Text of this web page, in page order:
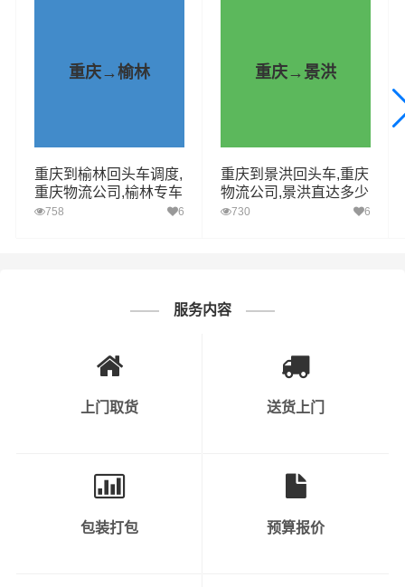
9.6米 2450.04km 电话咨询
可运输货物类
纺织品、日用品等。
个人护理产品等。
半成品和成品，如钢材、塑料制品、金属制
4、机械设备和重型货物：包括工程机械、
重庆→榆林
重庆到榆林回头车调度,
重庆物流公司,榆林专车
直达
758 6
重庆→景洪
重庆到景洪回头车,重庆
物流公司,景洪直达多少
钱730 6
服务内容
上门取货 送货上门
包装打包 预算报价